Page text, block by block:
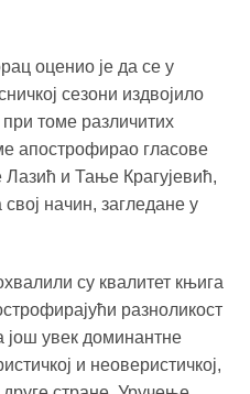
оценио је да се у
сезони издвојило
томе различитих
апострофирао гласове
и Тање Крагујевић,
начин, загледане у
су квалитет књига
разноликост
још увек доминантне
и неоверистичкој,